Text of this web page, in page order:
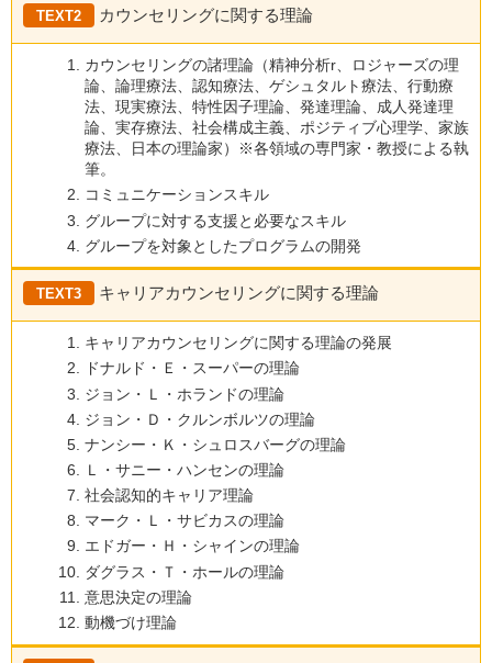
TEXT2 カウンセリングに関する理論
カウンセリングの諸理論（精神分析r、ロジャーズの理
論、論理療法、認知療法、ゲシュタルト療法、行動療
法、現実療法、特性因子理論、発達理論、成人発達理
論、実存療法、社会構成主義、ポジティブ心理学、家族
療法、日本の理論家）※各領域の専門家・教授による執
筆。
コミュニケーションスキル
グループに対する支援と必要なスキル
グループを対象としたプログラムの開発
TEXT3 キャリアカウンセリングに関する理論
キャリアカウンセリングに関する理論の発展
ドナルド・Ｅ・スーパーの理論
ジョン・Ｌ・ホランドの理論
ジョン・Ｄ・クルンボルツの理論
ナンシー・Ｋ・シュロスバーグの理論
Ｌ・サニー・ハンセンの理論
社会認知的キャリア理論
マーク・Ｌ・サビカスの理論
エドガー・Ｈ・シャインの理論
ダグラス・Ｔ・ホールの理論
意思決定の理論
動機づけ理論